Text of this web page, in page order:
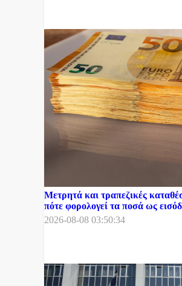
Μετρητά και τραπεζικές
πότε φορολογεί τα ποσά ως
2026-08-08 03:50:34